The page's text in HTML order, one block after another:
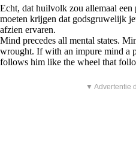
Echt, dat huilvolk zou allemaal een
moeten krijgen dat godsgruwelijk
afzien ervaren.
Mind precedes all mental states.
wrought. If with an impure mind a
follows him like the wheel that
▼ Advertentie